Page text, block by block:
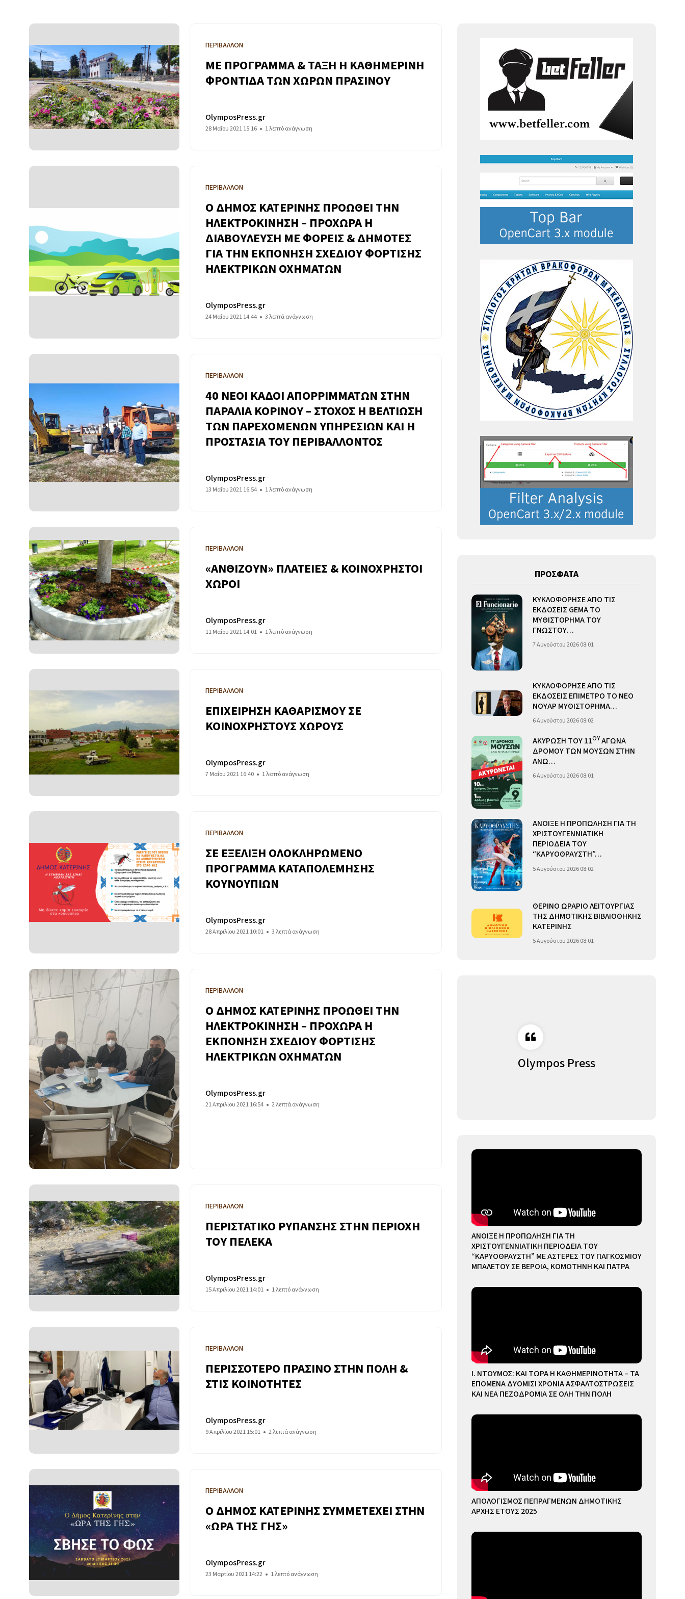
ΠΕΡΙΒΑΛΛΟΝ
ΜΕ ΠΡΟΓΡΑΜΜΑ & ΤΑΞΗ Η ΚΑΘΗΜΕΡΙΝΗ
ΦΡΟΝΤΙΔΑ ΤΩΝ ΧΩΡΩΝ ΠΡΑΣΙΝΟΥ
OlymposPress.gr
28 Μαΐου 2021 15:16 1 λεπτό ανάγνωση
ΠΕΡΙΒΑΛΛΟΝ
Ο ΔΗΜΟΣ ΚΑΤΕΡΙΝΗΣ ΠΡΟΩΘΕΙ ΤΗΝ
ΗΛΕΚΤΡΟΚΙΝΗΣΗ – ΠΡΟΧΩΡΑ Η
ΔΙΑΒΟΥΛΕΥΣΗ ΜΕ ΦΟΡΕΙΣ & ΔΗΜΟΤΕΣ
ΓΙΑ ΤΗΝ ΕΚΠΟΝΗΣΗ ΣΧΕΔΙΟΥ ΦΟΡΤΙΣΗΣ
ΗΛΕΚΤΡΙΚΩΝ ΟΧΗΜΑΤΩΝ
OlymposPress.gr
24 Μαΐου 2021 14:44 3 λεπτά ανάγνωση
ΠΕΡΙΒΑΛΛΟΝ
40 ΝΕΟΙ ΚΑΔΟΙ ΑΠΟΡΡΙΜΜΑΤΩΝ ΣΤΗΝ
ΠΑΡΑΛΙΑ ΚΟΡΙΝΟΥ – ΣΤΟΧΟΣ Η ΒΕΛΤΙΩΣΗ
ΤΩΝ ΠΑΡΕΧΟΜΕΝΩΝ ΥΠΗΡΕΣΙΩΝ ΚΑΙ Η
ΠΡΟΣΤΑΣΙΑ ΤΟΥ ΠΕΡΙΒΑΛΛΟΝΤΟΣ
OlymposPress.gr
13 Μαΐου 2021 16:54 1 λεπτό ανάγνωση
ΠΕΡΙΒΑΛΛΟΝ
«ΑΝΘΙΖΟΥΝ» ΠΛΑΤΕΙΕΣ & ΚΟΙΝΟΧΡΗΣΤΟΙ
ΧΩΡΟΙ
OlymposPress.gr
11 Μαΐου 2021 14:01 1 λεπτό ανάγνωση
ΠΕΡΙΒΑΛΛΟΝ
ΕΠΙΧΕΙΡΗΣΗ ΚΑΘΑΡΙΣΜΟΥ ΣΕ
ΚΟΙΝΟΧΡΗΣΤΟΥΣ ΧΩΡΟΥΣ
OlymposPress.gr
7 Μαΐου 2021 16:40 1 λεπτό ανάγνωση
ΠΕΡΙΒΑΛΛΟΝ
ΣΕ ΕΞΕΛΙΞΗ ΟΛΟΚΛΗΡΩΜΕΝΟ
ΠΡΟΓΡΑΜΜΑ ΚΑΤΑΠΟΛΕΜΗΣΗΣ
ΚΟΥΝΟΥΠΙΩΝ
OlymposPress.gr
28 Απριλίου 2021 10:01 3 λεπτά ανάγνωση
ΠΕΡΙΒΑΛΛΟΝ
Ο ΔΗΜΟΣ ΚΑΤΕΡΙΝΗΣ ΠΡΟΩΘΕΙ ΤΗΝ
ΗΛΕΚΤΡΟΚΙΝΗΣΗ – ΠΡΟΧΩΡΑ Η
ΕΚΠΟΝΗΣΗ ΣΧΕΔΙΟΥ ΦΟΡΤΙΣΗΣ
ΗΛΕΚΤΡΙΚΩΝ ΟΧΗΜΑΤΩΝ
OlymposPress.gr
21 Απριλίου 2021 16:54 2 λεπτά ανάγνωση
ΠΕΡΙΒΑΛΛΟΝ
ΠΕΡΙΣΤΑΤΙΚΟ ΡΥΠΑΝΣΗΣ ΣΤΗΝ ΠΕΡΙΟΧΗ
ΤΟΥ ΠΕΛΕΚΑ
OlymposPress.gr
15 Απριλίου 2021 14:01 1 λεπτό ανάγνωση
ΠΕΡΙΒΑΛΛΟΝ
ΠΕΡΙΣΣΟΤΕΡΟ ΠΡΑΣΙΝΟ ΣΤΗΝ ΠΟΛΗ &
ΣΤΙΣ ΚΟΙΝΟΤΗΤΕΣ
OlymposPress.gr
9 Απριλίου 2021 15:01 2 λεπτά ανάγνωση
ΠΕΡΙΒΑΛΛΟΝ
Ο ΔΗΜΟΣ ΚΑΤΕΡΙΝΗΣ ΣΥΜΜΕΤΕΧΕΙ ΣΤΗΝ
«ΩΡΑ ΤΗΣ ΓΗΣ»
OlymposPress.gr
23 Μαρτίου 2021 14:22 1 λεπτό ανάγνωση
ΠΡΟΣΦΑΤΑ
ΚΥΚΛΟΦΟΡΗΣΕ ΑΠΟ ΤΙΣ
ΕΚΔΟΣΕΙΣ GEMA ΤΟ
ΜΥΘΙΣΤΟΡΗΜΑ ΤΟΥ
ΓΝΩΣΤΟΥ…
7 Αυγούστου 2026 08:01
ΚΥΚΛΟΦΟΡΗΣΕ ΑΠΟ ΤΙΣ
ΕΚΔΟΣΕΙΣ ΕΠΙΜΕΤΡΟ ΤΟ ΝΕΟ
ΝΟΥΑΡ ΜΥΘΙΣΤΟΡΗΜΑ…
6 Αυγούστου 2026 08:02
ΑΚΥΡΩΣΗ ΤΟΥ 11ΟΥΑΓΩΝΑ
ΔΡΟΜΟΥ ΤΩΝ ΜΟΥΣΩΝ ΣΤΗΝ
ΑΝΩ…
6 Αυγούστου 2026 08:01
ΑΝΟΙΞΕ Η ΠΡΟΠΩΛΗΣΗ ΓΙΑ ΤΗ
ΧΡΙΣΤΟΥΓΕΝΝΙΑΤΙΚΗ
ΠΕΡΙΟΔΕΙΑ ΤΟΥ
“ΚΑΡΥΟΘΡΑΥΣΤΗ”…
5 Αυγούστου 2026 08:02
ΘΕΡΙΝΟ ΩΡΑΡΙΟ ΛΕΙΤΟΥΡΓΙΑΣ
ΤΗΣ ΔΗΜΟΤΙΚΗΣ ΒΙΒΛΙΟΘΗΚΗΣ
ΚΑΤΕΡΙΝΗΣ
5 Αυγούστου 2026 08:01
Olympos Press
ΑΝΟΙΞΕ Η ΠΡΟΠΩΛΗΣΗ ΓΙΑ ΤΗ
ΧΡΙΣΤΟΥΓΕΝΝΙΑΤΙΚΗ ΠΕΡΙΟΔΕΙΑ ΤΟΥ
“ΚΑΡΥΟΘΡΑΥΣΤΗ” ΜΕ ΑΣΤΕΡΕΣ ΤΟΥ ΠΑΓΚΟΣΜΙΟΥ
ΜΠΑΛΕΤΟΥ ΣΕ ΒΕΡΟΙΑ, ΚΟΜΟΤΗΝΗ ΚΑΙ ΠΑΤΡΑ
Ι. ΝΤΟΥΜΟΣ: ΚΑΙ ΤΩΡΑ Η ΚΑΘΗΜΕΡΙΝΟΤΗΤΑ – ΤΑ
ΕΠΟΜΕΝΑ ΔΥΟΜΙΣΙ ΧΡΟΝΙΑ ΑΣΦΑΛΤΟΣΤΡΩΣΕΙΣ
ΚΑΙ ΝΕΑ ΠΕΖΟΔΡΟΜΙΑ ΣΕ ΟΛΗ ΤΗΝ ΠΟΛΗ
ΑΠΟΛΟΓΙΣΜΟΣ ΠΕΠΡΑΓΜΕΝΩΝ ΔΗΜΟΤΙΚΗΣ
ΑΡΧΗΣ ΕΤΟΥΣ 2025